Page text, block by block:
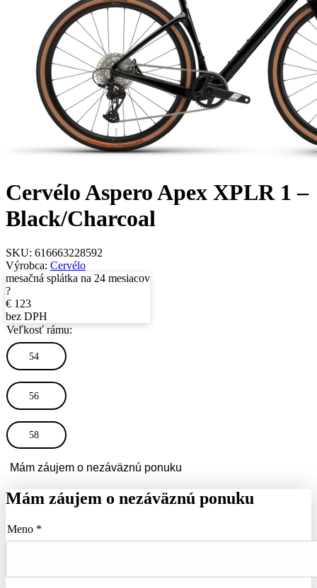
Cervélo Aspero Apex XPLR 1 –
Black/Charcoal
SKU: 616663228592
Výrobca: Cervélo
mesačná splátka na 24 mesiacov
?
€ 123
bez DPH
Veľkosť rámu:
54
56
58
Mám záujem o nezáväznú ponuku
Mám záujem o nezáväznú ponuku
Meno *